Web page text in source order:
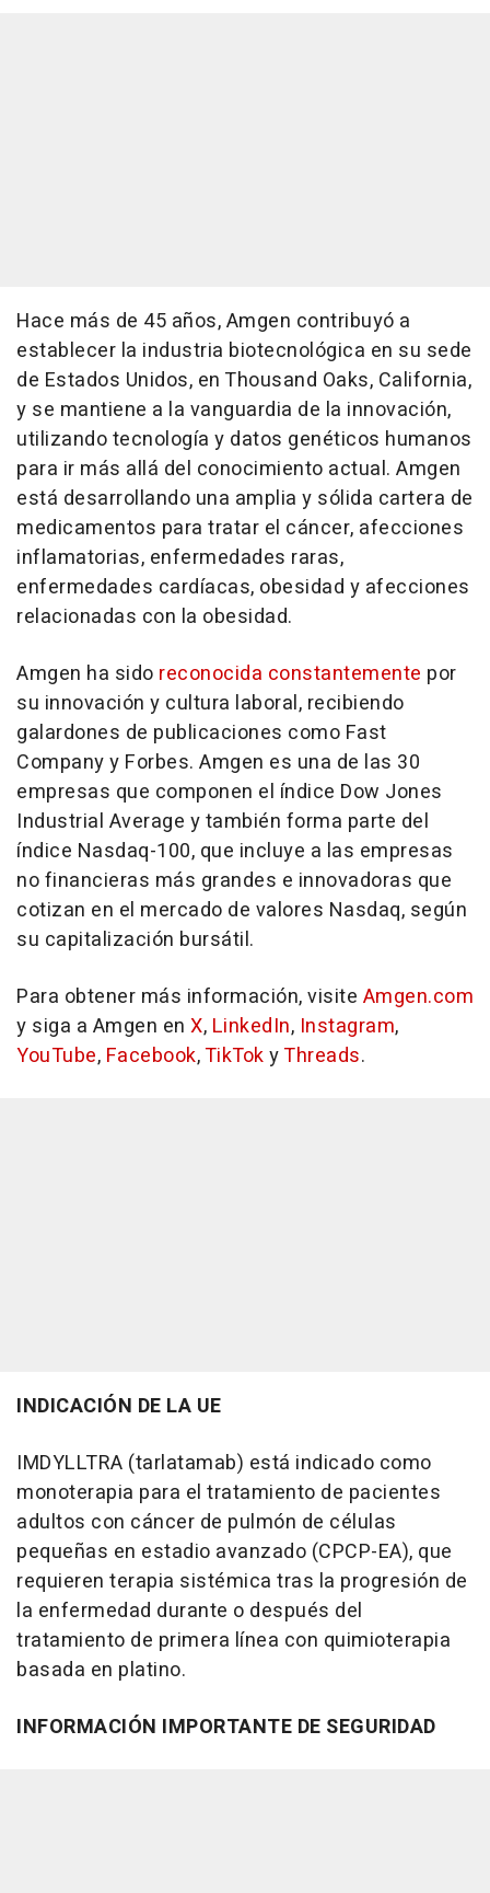
Hace más de 45 años, Amgen contribuyó a
establecer la industria biotecnológica en su sede
de Estados Unidos, en Thousand Oaks, California,
y se mantiene a la vanguardia de la innovación,
utilizando tecnología y datos genéticos humanos
para ir más allá del conocimiento actual. Amgen
está desarrollando una amplia y sólida cartera de
medicamentos para tratar el cáncer, afecciones
inflamatorias, enfermedades raras,
enfermedades cardíacas, obesidad y afecciones
relacionadas con la obesidad.
Amgen ha sido reconocida constantemente por
su innovación y cultura laboral, recibiendo
galardones de publicaciones como Fast
Company y Forbes. Amgen es una de las 30
empresas que componen el índice Dow Jones
Industrial Average y también forma parte del
índice Nasdaq-100, que incluye a las empresas
no financieras más grandes e innovadoras que
cotizan en el mercado de valores Nasdaq, según
su capitalización bursátil.
Para obtener más información, visite Amgen.com
y siga a Amgen en X, LinkedIn, Instagram,
YouTube, Facebook,TikTokyThreads.
INDICACIÓN DE LA UE
IMDYLLTRA (tarlatamab) está indicado como
monoterapia para el tratamiento de pacientes
adultos con cáncer de pulmón de células
pequeñas en estadio avanzado (CPCP-EA), que
requieren terapia sistémica tras la progresión de
la enfermedad durante o después del
tratamiento de primera línea con quimioterapia
basada en platino.
INFORMACIÓN IMPORTANTE DE SEGURIDAD